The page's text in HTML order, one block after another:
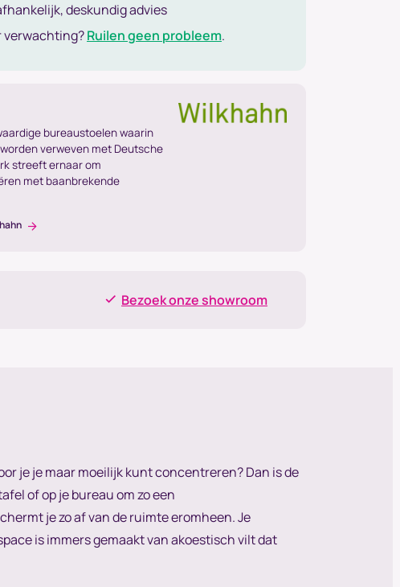
deskundig advies
verwachting?Ruilen geen probleem.
bureaustoelen waarin
verweven met Deutsche
streeft ernaar om
met baanbrekende
Bezoek onze showroom
je je maar moeilijk kunt concentreren? Dan is de
of op je bureau om zo een
je zo af van de ruimte eromheen. Je
is immers gemaakt van akoestisch vilt dat